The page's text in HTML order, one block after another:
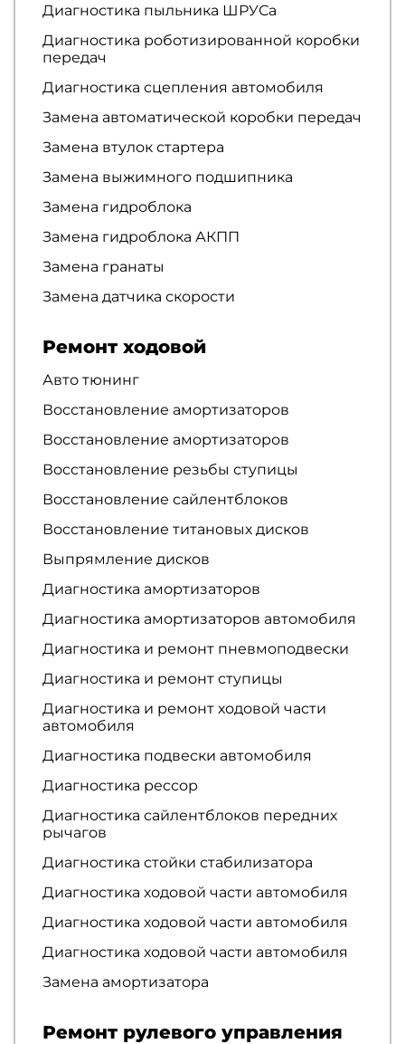
Диагностика пыльника ШРУСа
Диагностика роботизированной коробки
передач
Диагностика сцепления автомобиля
Замена автоматической коробки передач
Замена втулок стартера
Замена выжимного подшипника
Замена гидроблока
Замена гидроблока АКПП
Замена гранаты
Замена датчика скорости
Ремонт ходовой
Авто тюнинг
Восстановление амортизаторов
Восстановление амортизаторов
Восстановление резьбы ступицы
Восстановление сайлентблоков
Восстановление титановых дисков
Выпрямление дисков
Диагностика амортизаторов
Диагностика амортизаторов автомобиля
Диагностика и ремонт пневмоподвески
Диагностика и ремонт ступицы
Диагностика и ремонт ходовой части
автомобиля
Диагностика подвески автомобиля
Диагностика рессор
Диагностика сайлентблоков передних
рычагов
Диагностика стойки стабилизатора
Диагностика ходовой части автомобиля
Диагностика ходовой части автомобиля
Диагностика ходовой части автомобиля
Замена амортизатора
Ремонт рулевого управления